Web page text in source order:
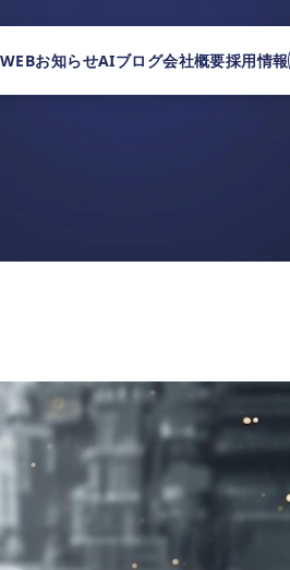
お知らせAIブログ会社概要採用情報